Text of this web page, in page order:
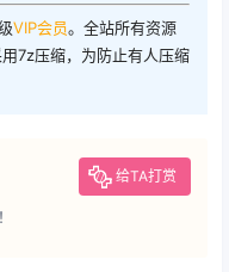
VIP会员。全站所有资源
7z压缩，为防止有人压缩
给TA打赏